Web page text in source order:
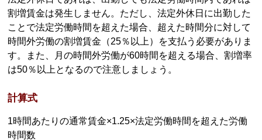
割増賃金は発生しません。ただし、法定外休日に出勤した
ことで法定労働時間を超えた場合、超えた時間分に対して
時間外労働の割増賃金（25％以上）を支払う必要がありま
す。また、月の時間外労働が60時間を超える場合、割増率
は50％以上となるので注意しましょう。
計算式
1時間あたりの通常賃金×1.25×法定労働時間を超えた労働
時間数